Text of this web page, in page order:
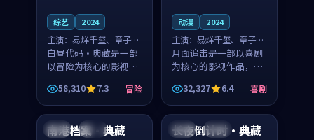
综艺 2024
主演： 易烊千玺、章子怡
等
白昼代码·典藏是一部
以冒险为核心的影视作
品，围绕危机、反转与
人物成长展开，整体节
奏紧凑，值得推荐观
看。
58,310 7.3 冒险
动漫 2024
主演： 易烊千玺、章子怡
等
月面追击是一部以喜剧
为核心的影视作品，围
绕危机、反转与人物成
长展开，整体节奏紧
凑，值得推荐观看。
32,327 6.4 喜剧
泰国 院线
南港档案·典藏 中国 院线
长夜倒计时·典藏